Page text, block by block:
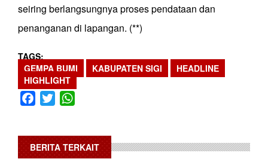
seiring berlangsungnya proses pendataan dan
penanganan di lapangan. (**)
TAGS
GEMPA BUMI
KABUPATEN SIGI
HEADLINE
HIGHLIGHT
Facebook
Twitter
BERITA TERKAIT